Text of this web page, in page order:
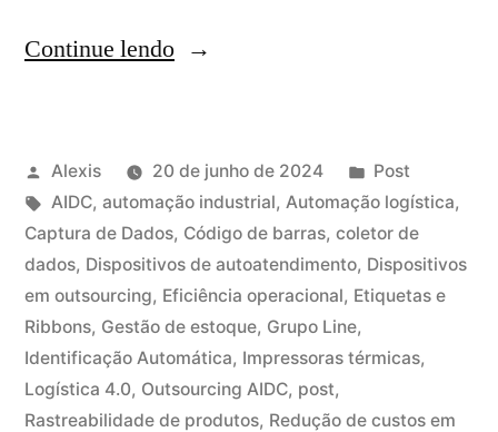
Continue lendo
Alexis 20 de junho de 2024
Post
AIDC, automação industrial, Automação logística,
Captura de Dados, Código de barras, coletor de
dados, Dispositivos de autoatendimento, Dispositivos
em outsourcing, Eficiência operacional, Etiquetas e
Ribbons, Gestão de estoque, Grupo Line,
Identificação Automática, Impressoras térmicas,
Logística 4.0, Outsourcing AIDC, post,
Rastreabilidade de produtos, Redução de custos em